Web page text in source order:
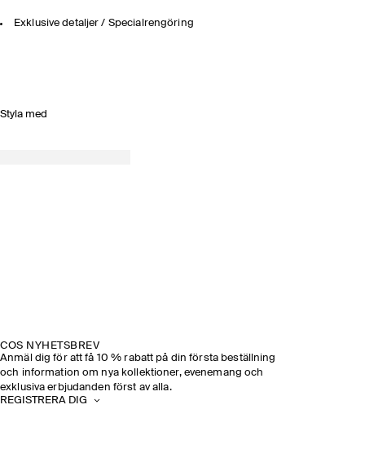
Exklusive detaljer / Specialrengöring
Styla med
COS NYHETSBREV
Anmäl dig för att få 10 % rabatt på din första beställning
och information om nya kollektioner, evenemang och
exklusiva erbjudanden först av alla.
REGISTRERA DIG